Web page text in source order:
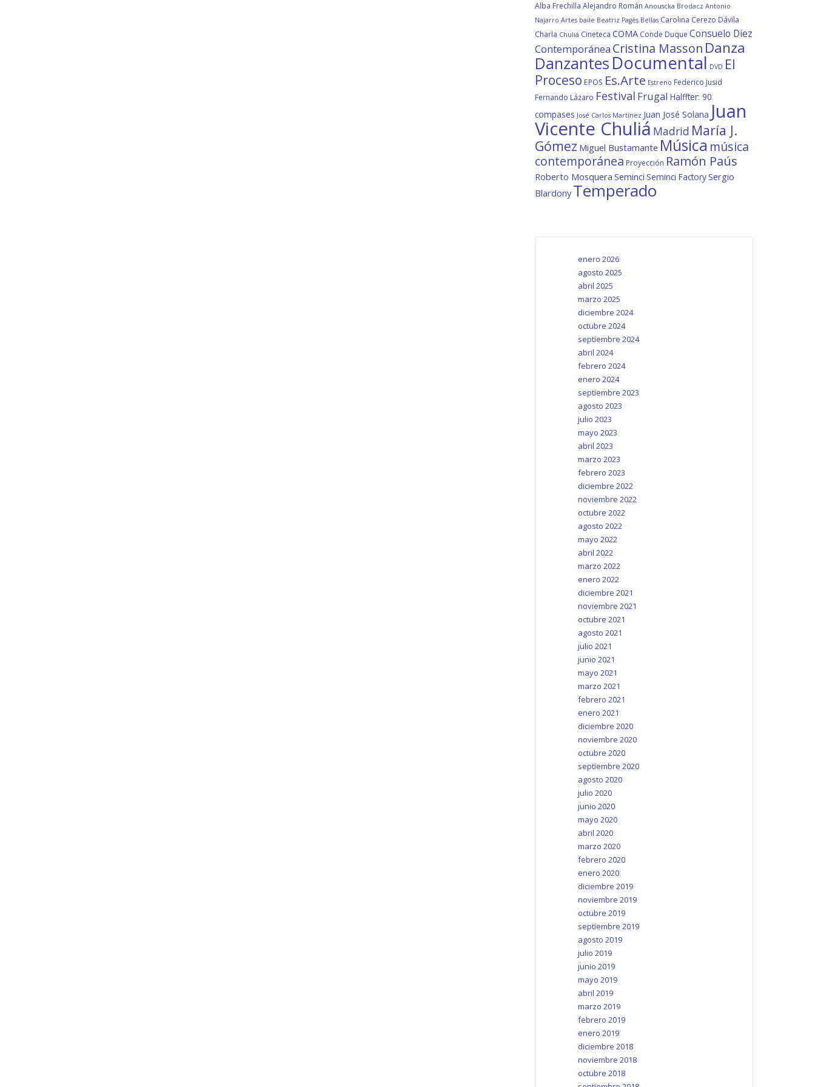
Alba Frechilla Alejandro Román Anouscka Brodacz Antonio
Najarro Artes baile Beatriz Pagès Bellas Carolina Cerezo Dávila
Charla Chuliá Cineteca COMA Conde Duque Consuelo Díez
Contemporánea Cristina Masson Danza
Danzantes Documental DVD El
Proceso EPOS Es.Arte Estreno Federico Jusid
Fernando Lázaro Festival Frugal Halffter: 90
compases José Carlos Martínez Juan José Solana Juan
Vicente Chuliá Madrid María J.
Gómez Miguel Bustamante Música música
contemporánea Proyección Ramón Paús
Roberto Mosquera Seminci Seminci FactorySergio
Blardony Temperado
enero 2026
agosto 2025
abril 2025
marzo 2025
diciembre 2024
octubre 2024
septiembre 2024
abril 2024
febrero 2024
enero 2024
septiembre 2023
agosto 2023
julio 2023
mayo 2023
abril 2023
marzo 2023
febrero 2023
diciembre 2022
noviembre 2022
octubre 2022
agosto 2022
mayo 2022
abril 2022
marzo 2022
enero 2022
diciembre 2021
noviembre 2021
octubre 2021
agosto 2021
julio 2021
junio 2021
mayo 2021
marzo 2021
febrero 2021
enero 2021
diciembre 2020
noviembre 2020
octubre 2020
septiembre 2020
agosto 2020
julio 2020
junio 2020
mayo 2020
abril 2020
marzo 2020
febrero 2020
enero 2020
diciembre 2019
noviembre 2019
octubre 2019
septiembre 2019
agosto 2019
julio 2019
junio 2019
mayo 2019
abril 2019
marzo 2019
febrero 2019
enero 2019
diciembre 2018
noviembre 2018
octubre 2018